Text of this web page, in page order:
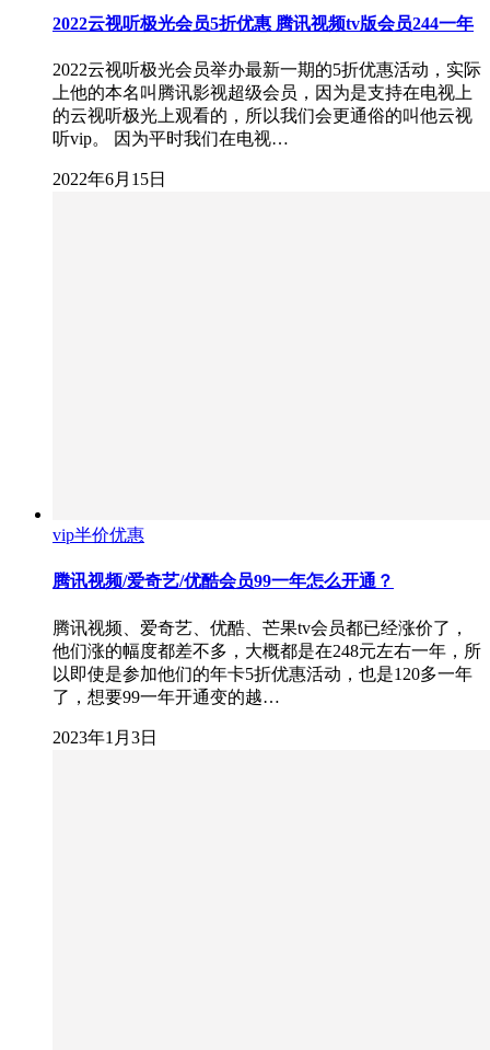
2022云视听极光会员5折优惠 腾讯视频tv版会员244一年
2022云视听极光会员举办最新一期的5折优惠活动，实际
上他的本名叫腾讯影视超级会员，因为是支持在电视上
的云视听极光上观看的，所以我们会更通俗的叫他云视
听vip。 因为平时我们在电视…
2022年6月15日
vip半价优惠
腾讯视频/爱奇艺/优酷会员99一年怎么开通？
腾讯视频、爱奇艺、优酷、芒果tv会员都已经涨价了，
他们涨的幅度都差不多，大概都是在248元左右一年，所
以即使是参加他们的年卡5折优惠活动，也是120多一年
了，想要99一年开通变的越…
2023年1月3日